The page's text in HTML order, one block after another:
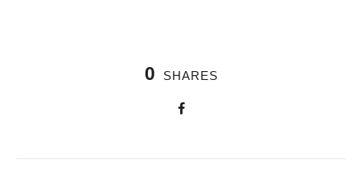
0 SHARES